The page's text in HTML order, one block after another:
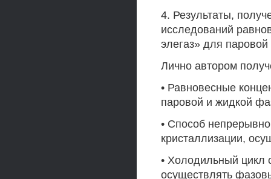
4. Результаты,
исследований
элегаз» для
Лично автором
• Равновесные
паровой и жидкой
• Способ
кристаллизации,
• Холодильный цикл
осуществлять